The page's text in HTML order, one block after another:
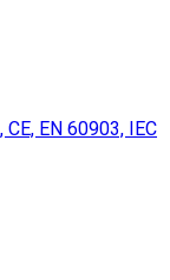
EN 60903, IEC